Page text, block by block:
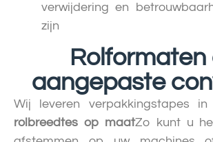
verwijdering en
zijn
Rolformaten
aangepaste
Wij leveren verpakkingstapes
rolbreedtes op maatZo kunt u